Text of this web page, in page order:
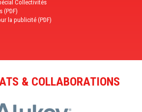
Collectivités
(PDF)
la publicité (PDF)
& COLLABORATIONS